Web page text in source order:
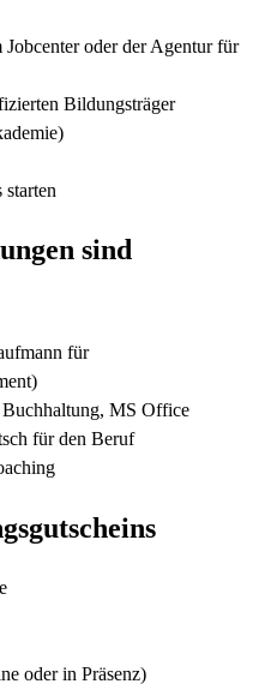
Jobcenter oder der Agentur für
Bildungsträger
sind
für
MS Office
für den Beruf
oder in Präsenz)